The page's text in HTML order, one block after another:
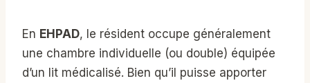
En EHPAD, le résident occupe généralement
une chambre individuelle (ou double) équipée
d’un lit médicalisé. Bien qu’il puisse apporter